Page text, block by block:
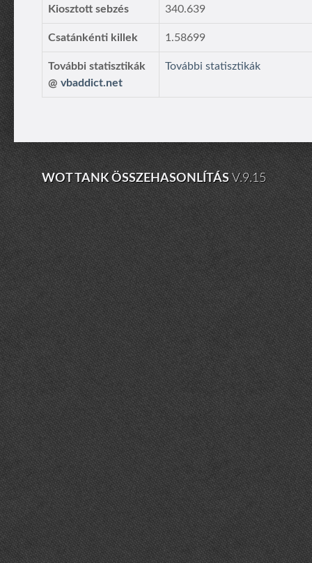
Kiosztott sebzés 340.639
Csatánkénti killek 1.58699
További statisztikák
@ vbaddict.net
További statisztikák
WOT TANK ÖSSZEHASONLÍTÁSV.9.15